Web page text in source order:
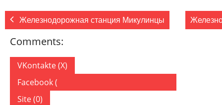
Железнодорожная станция Микулинцы
Comments:
VKontakte (X)
Facebook (
Site (0)